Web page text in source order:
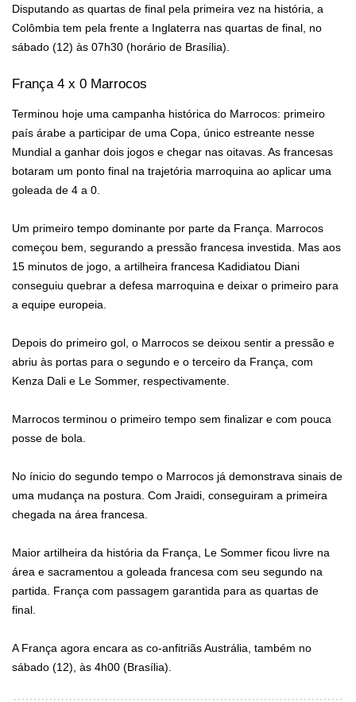
Disputando as quartas de final pela primeira vez na história, a
Colômbia tem pela frente a Inglaterra nas quartas de final, no
sábado (12) às 07h30 (horário de Brasília).
França 4 x 0 Marrocos
Terminou hoje uma campanha histórica do Marrocos: primeiro
país árabe a participar de uma Copa, único estreante nesse
Mundial a ganhar dois jogos e chegar nas oitavas. As francesas
botaram um ponto final na trajetória marroquina ao aplicar uma
goleada de 4 a 0.
Um primeiro tempo dominante por parte da França. Marrocos
começou bem, segurando a pressão francesa investida. Mas aos
15 minutos de jogo, a artilheira francesa Kadidiatou Diani
conseguiu quebrar a defesa marroquina e deixar o primeiro para
a equipe europeia.
Depois do primeiro gol, o Marrocos se deixou sentir a pressão e
abriu às portas para o segundo e o terceiro da França, com
Kenza Dali e Le Sommer, respectivamente.
Marrocos terminou o primeiro tempo sem finalizar e com pouca
posse de bola.
No ínicio do segundo tempo o Marrocos já demonstrava sinais de
uma mudança na postura. Com Jraidi, conseguiram a primeira
chegada na área francesa.
Maior artilheira da história da França, Le Sommer ficou livre na
área e sacramentou a goleada francesa com seu segundo na
partida. França com passagem garantida para as quartas de
final.
A França agora encara as co-anfitriãs Austrália, também no
sábado (12), às 4h00 (Brasília).